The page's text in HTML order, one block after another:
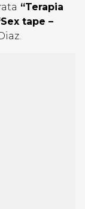
“Terapia
tape –